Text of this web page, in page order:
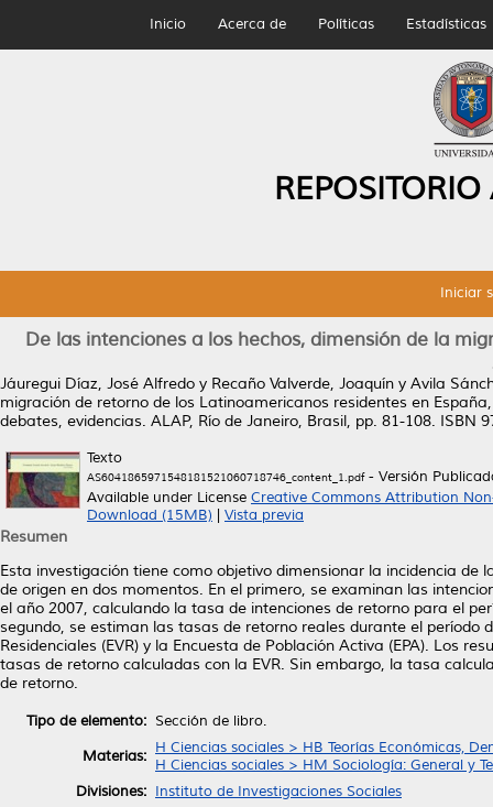
Inicio Acerca de Políticas Estadísticas
Iniciar
De las intenciones a los hechos, dimensión de la
Jáuregui Díaz, José Alfredo y Recaño Valverde, Joaquín y Avila
migración de retorno de los Latinoamericanos residentes en
debates, evidencias. ALAP, Río de Janeiro, Brasil, pp. 81-108. ISBN
Texto
AS6041865971548181521060718746_content_1.pdf- Versión
Available under License Creative Commons Attribution
Download (15MB)
Vista previa
Resumen
Esta investigación tiene como objetivo dimensionar la incidencia
de origen en dos momentos. En el primero, se examinan las
el año 2007, calculando la tasa de intenciones de retorno para el
segundo, se estiman las tasas de retorno reales durante el período
Residenciales (EVR) y la Encuesta de Población Activa (EPA). Los
tasas de retorno calculadas con la EVR. Sin embargo, la tasa
de retorno.
Tipo de elemento: Sección de libro.
Materias: H Ciencias sociales > HB Teorías Económicas,
H Ciencias sociales > HM Sociología: General y
Divisiones: Instituto de Investigaciones Sociales